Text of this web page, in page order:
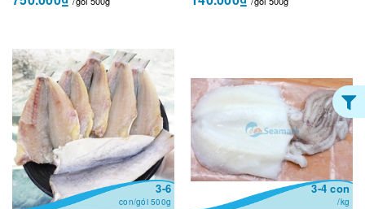
3-6
con/gói 500g
3-4 con
/kg